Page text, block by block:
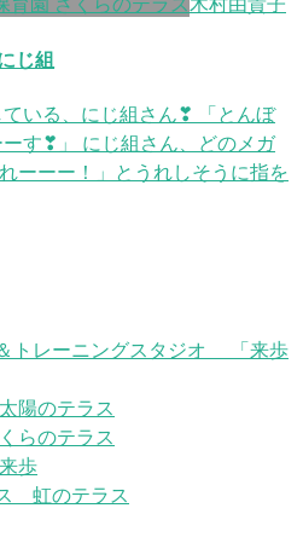
じ組
いる、にじ組さん❣ 「とんぼ
す❣」 にじ組さん、どのメガ
ーーー！」とうれしそうに指を
トレーニングスタジオ 「来歩
陽のテラス
らのテラス
歩
虹のテラス